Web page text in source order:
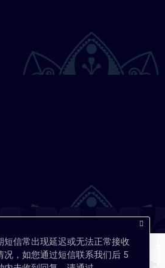
短信常出现延迟或无法正常接收
况，如您通过短信联系我们后 5